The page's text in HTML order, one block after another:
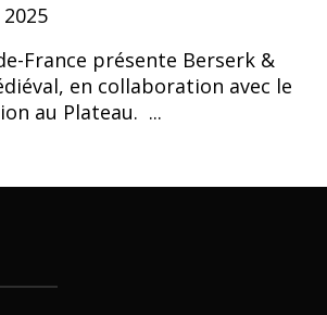
France présente Berserk &
en collaboration avec le
au Plateau. ...